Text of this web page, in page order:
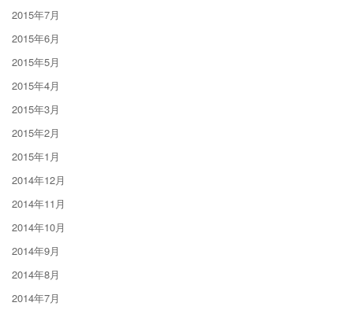
2015年7月
2015年6月
2015年5月
2015年4月
2015年3月
2015年2月
2015年1月
2014年12月
2014年11月
2014年10月
2014年9月
2014年8月
2014年7月